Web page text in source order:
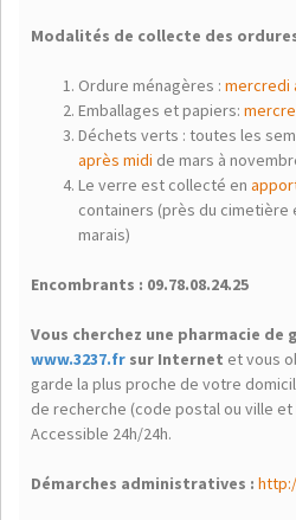
Modalités de collecte des
Ordure ménagères : mercredi
Emballages et papiers:
Déchets verts : toutes les
après midi de mars à
Le verre est collecté en
containers (près du cimetière
marais)
Encombrants : 09.78.08.24.25
Vous cherchez une pharmacie de
www.3237.fr sur Internet et vous
garde la plus proche de votre
de recherche (code postal ou ville
Accessible 24h/24h.
Démarches administratives :